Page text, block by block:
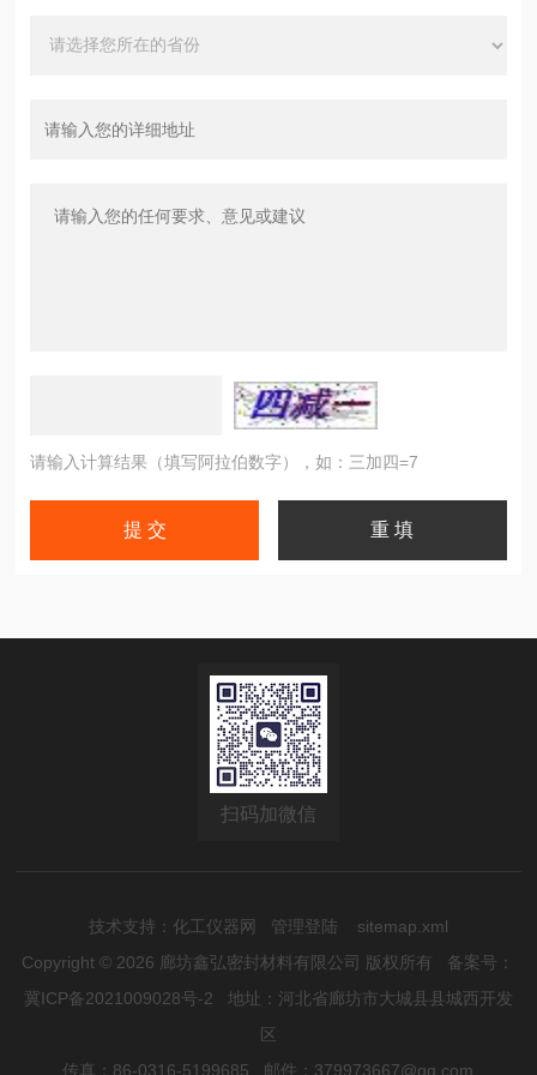
请输入计算结果（填写阿拉伯数字），如：三加四=7
扫码加微信
技术支持： 化工仪器网 管理登陆
sitemap.xml
Copyright © 2026 廊坊鑫弘密封材料有限公司 版权所有 备案号：
冀ICP备2021009028号-2 地址：河北省廊坊市大城县县城西开发
区
传真：86-0316-5199685 邮件：379973667@qq.com